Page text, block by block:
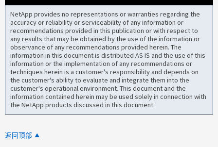
NetApp provides no representations or warranties regarding the
accuracy or reliability or serviceability of any information or
recommendations provided in this publication or with respect to
any results that may be obtained by the use of the information or
observance of any recommendations provided herein. The
information in this document is distributed AS IS and the use of this
information or the implementation of any recommendations or
techniques herein is a customer's responsibility and depends on
the customer's ability to evaluate and integrate them into the
customer's operational environment. This document and the
information contained herein may be used solely in connection with
the NetApp products discussed in this document.
返回顶部